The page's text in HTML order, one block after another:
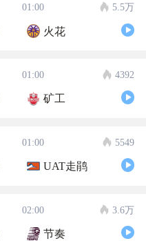
01:00 5.5万
火花
01:00 4392
矿工
01:00 5549
UAT走鹃
02:00 3.6万
节奏